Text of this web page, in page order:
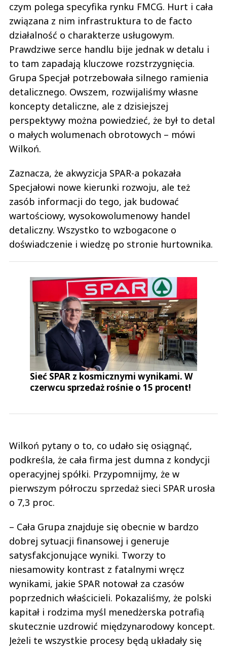
czym polega specyfika rynku FMCG. Hurt i cała
związana z nim infrastruktura to de facto
działalność o charakterze usługowym.
Prawdziwe serce handlu bije jednak w detalu i
to tam zapadają kluczowe rozstrzygnięcia.
Grupa Specjał potrzebowała silnego ramienia
detalicznego. Owszem, rozwijaliśmy własne
koncepty detaliczne, ale z dzisiejszej
perspektywy można powiedzieć, że był to detal
o małych wolumenach obrotowych – mówi
Wilkoń.
Zaznacza, że akwyzicja SPAR-a pokazała
Specjałowi nowe kierunki rozwoju, ale też
zasób informacji do tego, jak budować
wartościowy, wysokowolumenowy handel
detaliczny. Wszystko to wzbogacone o
doświadczenie i wiedzę po stronie hurtownika.
Sieć SPAR z kosmicznymi wynikami. W
czerwcu sprzedaż rośnie o 15 procent!
Wilkoń pytany o to, co udało się osiągnąć,
podkreśla, że cała firma jest dumna z kondycji
operacyjnej spółki. Przypomnijmy, że w
pierwszym półroczu sprzedaż sieci SPAR urosła
o 7,3 proc.
– Cała Grupa znajduje się obecnie w bardzo
dobrej sytuacji finansowej i generuje
satysfakcjonujące wyniki. Tworzy to
niesamowity kontrast z fatalnymi wręcz
wynikami, jakie SPAR notował za czasów
poprzednich właścicieli. Pokazaliśmy, że polski
kapitał i rodzima myśl menedżerska potrafią
skutecznie uzdrowić międzynarodowy koncept.
Jeżeli te wszystkie procesy będą układały się